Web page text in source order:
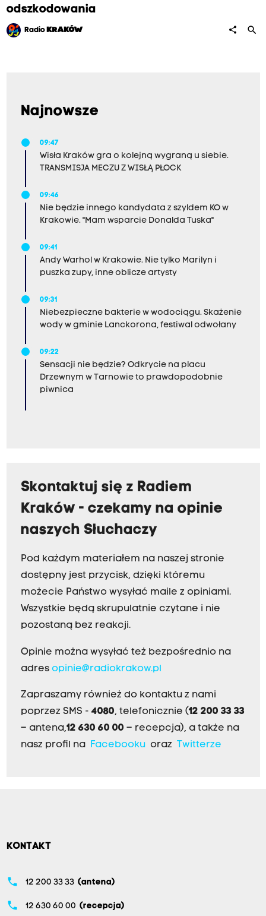
odszkodowania
Radio KRAKÓW share search
Najnowsze
09:47
Wisła Kraków gra o kolejną wygraną u siebie.
TRANSMISJA MECZU Z WISŁĄ PŁOCK
09:46
Nie będzie innego kandydata z szyldem KO w
Krakowie. "Mam wsparcie Donalda Tuska"
09:41
Andy Warhol w Krakowie. Nie tylko Marilyn i
puszka zupy, inne oblicze artysty
09:31
Niebezpieczne bakterie w wodociągu. Skażenie
wody w gminie Lanckorona, festiwal odwołany
09:22
Sensacji nie będzie? Odkrycie na placu
Drzewnym w Tarnowie to prawdopodobnie
piwnica
Skontaktuj się z Radiem
Kraków - czekamy na opinie
naszych Słuchaczy
Pod każdym materiałem na naszej stronie
dostępny jest przycisk, dzięki któremu
możecie Państwo wysyłać maile z opiniami.
Wszystkie będą skrupulatnie czytane i nie
pozostaną bez reakcji.
Opinie można wysyłać też bezpośrednio na
adres opinie@radiokrakow.pl
Zapraszamy również do kontaktu z nami
poprzez SMS - 4080, telefonicznie (12 200 33 33
– antena,12 630 60 00 – recepcja), a także na
nasz profil na
Facebookuoraz Twitterze
KONTAKT
phone 12 200 33 33 (antena)
phone 12 630 60 00 (recepcja)